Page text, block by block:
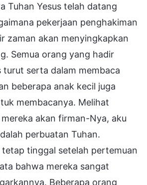
Tuhan Yesus telah datang
pekerjaan penghakiman
zaman akan menyingkapkan
Semua orang yang hadir
turut serta dalam membaca
beberapa anak kecil juga
membacanya. Melihat
akan firman-Nya, aku
perbuatan Tuhan.
tinggal setelah pertemuan
bahwa mereka sangat
Beberapa orang